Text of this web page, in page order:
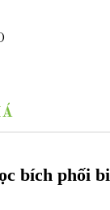
bích phối